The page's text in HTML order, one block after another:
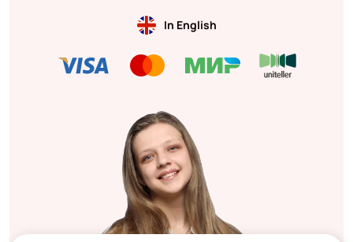
In English